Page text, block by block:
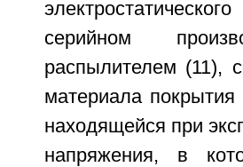
серийном
распылителем (11),
материала
находящейся при
напряжения, в